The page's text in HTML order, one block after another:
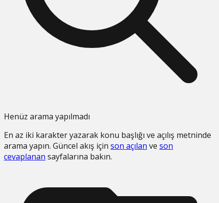
Henüz arama yapılmadı
En az iki karakter yazarak konu başlığı ve açılış metninde
arama yapın. Güncel akış için son açılan ve son
cevaplanan sayfalarına bakın.